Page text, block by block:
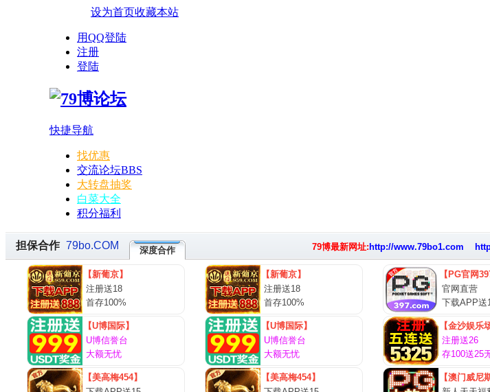
设为首页收藏本站
用QQ登陆
注册
登陆
快捷导航
找优惠
交流论坛BBS
大转盘抽奖
白菜大全
积分福利